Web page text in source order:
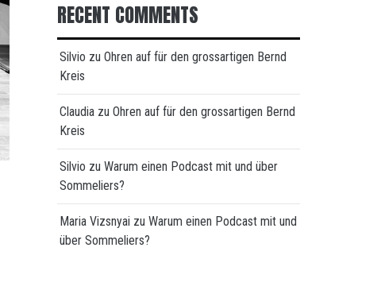
RECENT COMMENTS
Silvio zu Ohren auf für den grossartigen Bernd
Kreis
Claudia zu Ohren auf für den grossartigen Bernd
Kreis
Silvio zu Warum einen Podcast mit und über
Sommeliers?
Maria Vizsnyai zu Warum einen Podcast mit und
über Sommeliers?